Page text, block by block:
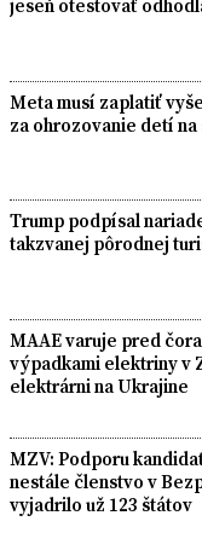
jeseň otestovať
Meta musí zaplatiť
za ohrozovanie detí
Trump podpísal
takzvanej pôrodnej
MAAE varuje pred
výpadkami elektriny v
elektrárni na Ukrajine
MZV: Podporu
nestále členstvo v
vyjadrilo už 123 štátov